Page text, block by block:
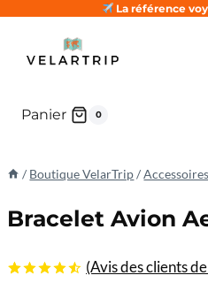
contenu
La référence
Panier 0
/ Boutique VelarTrip /
Bracelet Avion
(Avis des clients de